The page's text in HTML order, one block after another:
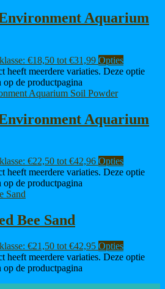
Aquarium
€18,50 tot €31,99 Opties
heeft meerdere variaties. Deze optie
de productpagina
Aquarium
€22,50 tot €42,96 Opties
heeft meerdere variaties. Deze optie
de productpagina
Bee Sand
€21,50 tot €42,95 Opties
heeft meerdere variaties. Deze optie
de productpagina